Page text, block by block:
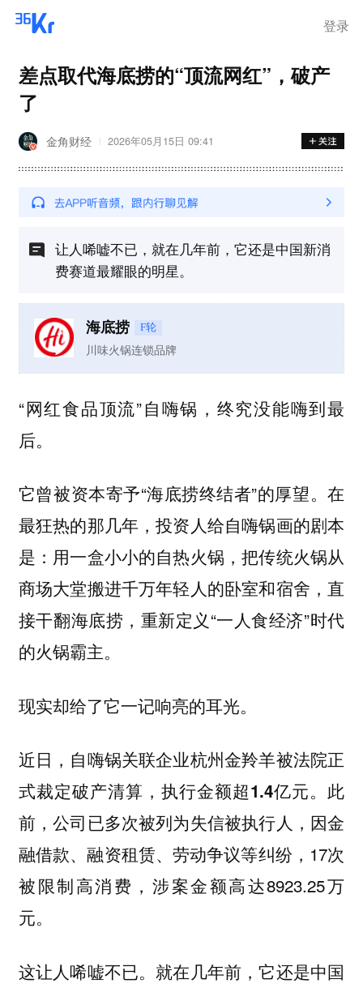
登录
差点取代海底捞的“顶流网红”，破产
了
金角财经 2026年05月15日 09:41
让人唏嘘不已，就在几年前，它还是中国新消
费赛道最耀眼的明星。
海底捞 F轮
川味火锅连锁品牌
“网红食品顶流”自嗨锅，终究没能嗨到最
后。
它曾被资本寄予“海底捞终结者”的厚望。在
最狂热的那几年，投资人给自嗨锅画的剧本
是：用一盒小小的自热火锅，把传统火锅从
商场大堂搬进千万年轻人的卧室和宿舍，直
接干翻海底捞，重新定义“一人食经济”时代
的火锅霸主。
现实却给了它一记响亮的耳光。
近日，自嗨锅关联企业杭州金羚羊被法院正
式裁定破产清算， 执行金额超1.4亿元。 此
前，公司已多次被列为失信被执行人，因金
融借款、融资租赁、劳动争议等纠纷，17次
被限制高消费，涉案金额高达8923.25万
元。
这让人唏嘘不已。就在几年前，它还是中国